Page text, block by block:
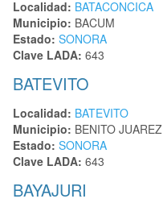
Localidad: BATACONCICA
Municipio: BACUM
Estado: SONORA
Clave LADA: 643
BATEVITO
Localidad: BATEVITO
Municipio: BENITO JUAREZ
Estado: SONORA
Clave LADA: 643
BAYAJURI